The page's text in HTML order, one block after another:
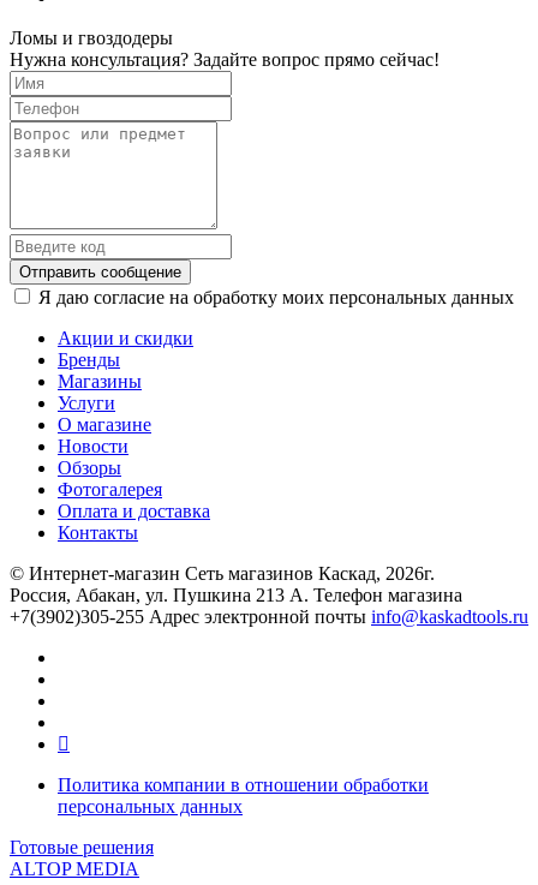
Ломы и гвоздодеры
Нужна консультация? Задайте вопрос прямо сейчас!
Отправить сообщение
Я даю согласие на обработку моих персональных данных
Акции и скидки
Бренды
Магазины
Услуги
О магазине
Новости
Обзоры
Фотогалерея
Оплата и доставка
Контакты
© Интернет-магазин Сеть магазинов Каскад, 2026г.
Россия, Абакан, ул. Пушкина 213 А. Телефон магазина
+7(3902)305-255 Адрес электронной почты info@kaskadtools.ru
Политика компании в отношении обработки
персональных данных
Готовые решения
ALTOP MEDIA